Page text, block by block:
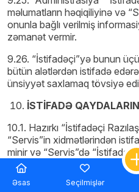
məlumatların həqiqiliyinə və
onunla bağlı verilmiş
zəmanət vermir.
9.26. “İstifadəçi”yə bunun
bütün alətlərdən istifadə
ünsiyyət saxlamaq tövsiyə
İSTİFADƏ
10.1. Hazırkı “İstifadəçi
“Servis”in xidmətlərindən
minir və “Servis”də
yerləşdirilməsi faktından asılı
qüvvədədir.
Əsas Seçilmişlər